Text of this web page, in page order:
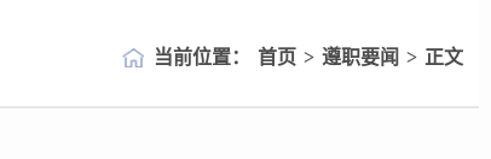
当前位置： 首页 > 遵职要闻 > 正文